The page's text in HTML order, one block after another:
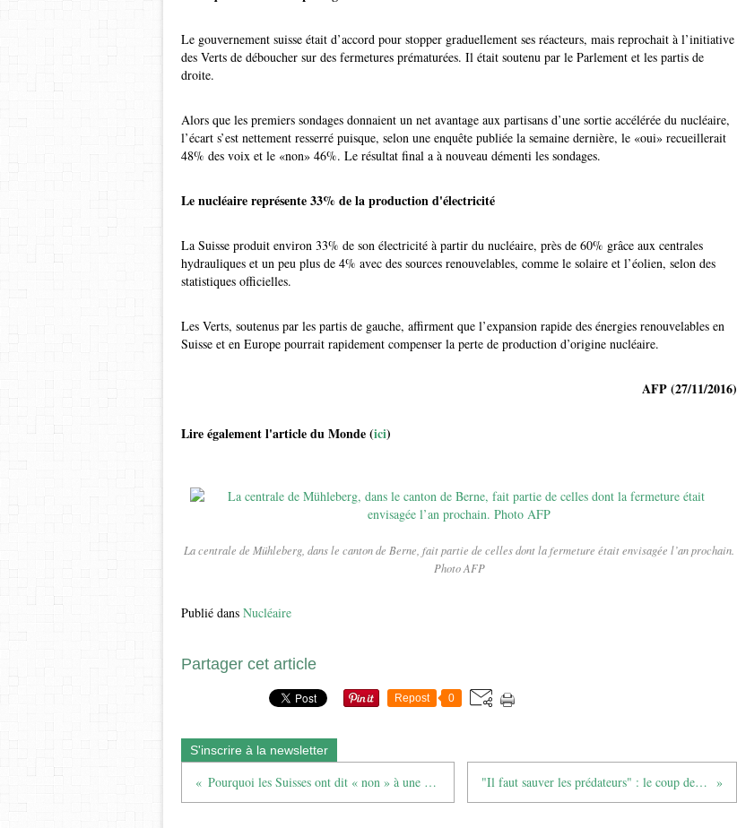
Le gouvernement suisse était d’accord pour stopper graduellement ses réacteurs, mais reprochait à l’initiative
des Verts de déboucher sur des fermetures prématurées. Il était soutenu par le Parlement et les partis de
droite.
Alors que les premiers sondages donnaient un net avantage aux partisans d’une sortie accélérée du nucléaire,
l’écart s’est nettement resserré puisque, selon une enquête publiée la semaine dernière, le «oui» recueillerait
48% des voix et le «non» 46%. Le résultat final a à nouveau démenti les sondages.
Le nucléaire représente 33% de la production d'électricité
La Suisse produit environ 33% de son électricité à partir du nucléaire, près de 60% grâce aux centrales
hydrauliques et un peu plus de 4% avec des sources renouvelables, comme le solaire et l’éolien, selon des
statistiques officielles.
Les Verts, soutenus par les partis de gauche, affirment que l’expansion rapide des énergies renouvelables en
Suisse et en Europe pourrait rapidement compenser la perte de production d’origine nucléaire.
AFP (27/11/2016)
Lire également l'article du Monde (ici)
La centrale de Mühleberg, dans le canton de Berne, fait partie de celles dont la fermeture était envisagée l’an prochain.
Photo AFP
Publié dans Nucléaire
Partager cet article
Repost 0
S'inscrire à la newsletter
Pourquoi les Suisses ont dit « non » à une sortie rapide du nucléaire "Il faut sauver les prédateurs" : le coup de gueule de Yves Paccalet